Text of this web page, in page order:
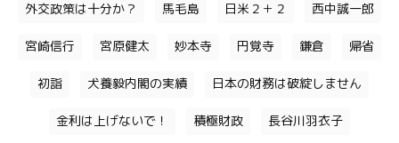
外交政策は十分か？ 馬毛島 日米２＋２ 西中誠一郎
宮崎信行 宮原健太 妙本寺 円覚寺 鎌倉 帰省
初詣 犬養毅内閣の実績 日本の財務は破綻しません
金利は上げないで！ 積極財政 長谷川羽衣子